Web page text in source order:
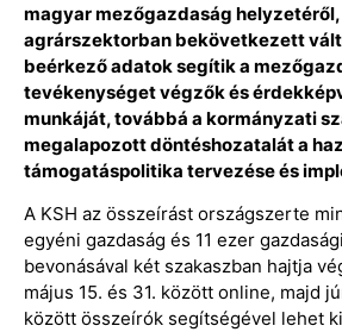
magyar mezőgazdaság
agrárszektorban bekövetkezett
beérkező adatok segítik a
tevékenységet végzők és
munkáját, továbbá a kormányzati
megalapozott döntéshozatalát a
támogatáspolitika tervezése és
A KSH az összeírást országszerte
egyéni gazdaság és 11 ezer
bevonásával két szakaszban hajtja
május 15. és 31. között online, majd
között összeírók segítségével lehet